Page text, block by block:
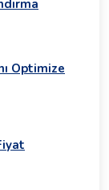
Optimize